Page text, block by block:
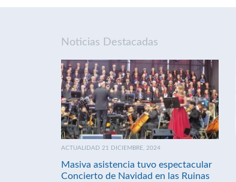
Noticias Destacadas
ACTUALIDAD 21 DICIEMBRE, 2024
Masiva asistencia tuvo espectacular
Concierto de Navidad en las Ruinas